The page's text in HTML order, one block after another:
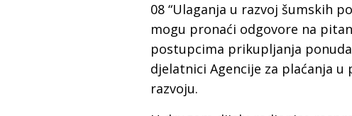
08 “Ulaganja u razvoj šumskih
mogu pronaći odgovore na
postupcima prikupljanja
djelatnici Agencije za plaćanja
razvoju.